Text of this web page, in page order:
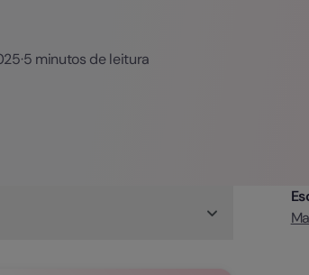
·5 minutos de leitura